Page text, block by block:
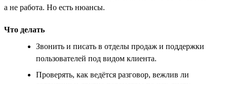
а не работа. Но есть нюансы.
Что делать
Звонить и писать в отделы продаж и поддержки
пользователей под видом клиента.
Проверять, как ведётся разговор, вежлив ли